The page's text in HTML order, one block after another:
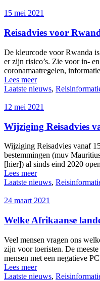
15 mei 2021
Reisadvies voor
De kleurcode voor Rwanda
er zijn risico’s. Zie voor in-
coronamaatregelen,
Lees meer
Laatste nieuws,
12 mei 2021
Wijziging Reisadvies
Wijziging Reisadvies vanaf
bestemmingen (muv
[hier]) al sinds eind 2020
Lees meer
Laatste nieuws,
24 maart 2021
Welke Afrikaanse
Veel mensen vragen ons
zijn voor toeristen. De
mensen met een negatieve
Lees meer
Laatste nieuws,